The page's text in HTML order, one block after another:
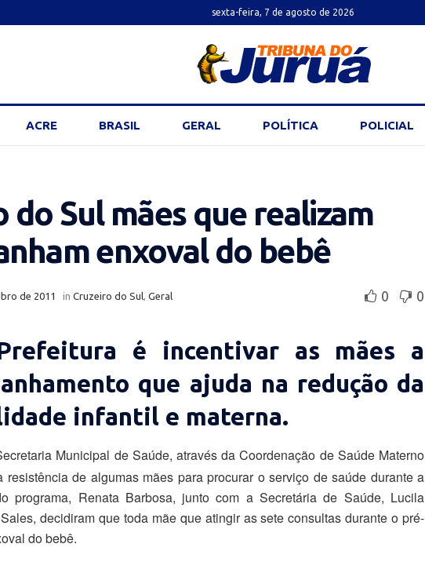
sexta-feira, 7 de agosto de 2026
ACRE BRASIL GERAL POLÍTICA POLICIAL
do Sul mães que realizam
enxoval do bebê
de 2011 in Cruzeiro do Sul Geral 0 0
é incentivar as mães a
que ajuda na redução da
infantil e materna.
Municipal de Saúde, através da Coordenação de Saúde Materno
resistência de algumas mães para procurar o serviço de saúde durante a
programa, Renata Barbosa, junto com a Secretária de Saúde, Lucila
decidiram que toda mãe que atingir as sete consultas durante o pré-
do bebê.